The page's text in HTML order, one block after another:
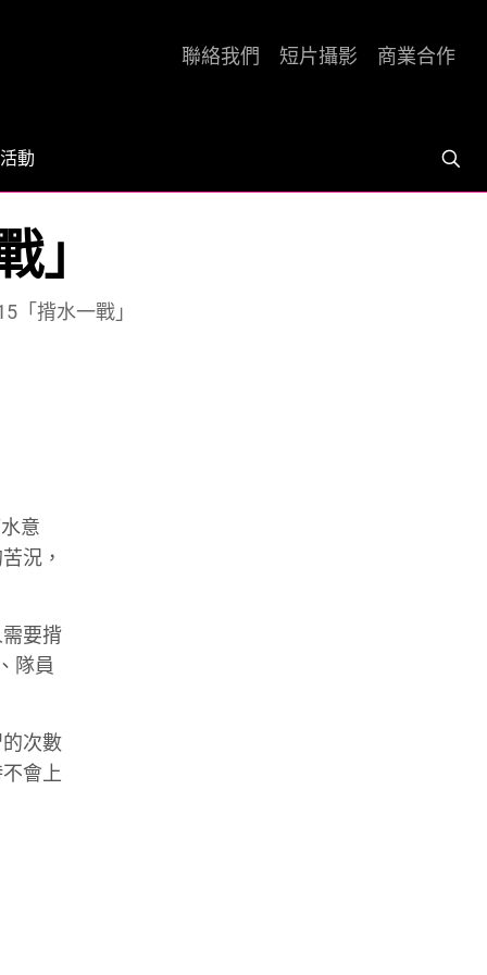
活動
聯絡我們 短片攝影 商業合作
」
「揹水一戰」
意
況，
要揹
隊員
次數
會上